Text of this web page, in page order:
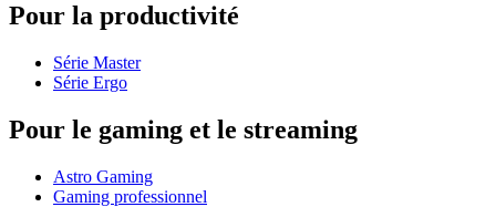
Pour la productivité
Série Master
Série Ergo
Pour le gaming et le streaming
Astro Gaming
Gaming professionnel